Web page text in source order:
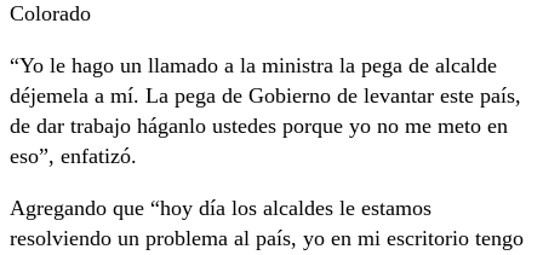
Colorado
“Yo le hago un llamado a la ministra la pega de alcalde
déjemela a mí. La pega de Gobierno de levantar este país,
de dar trabajo háganlo ustedes porque yo no me meto en
eso”, enfatizó.
Agregando que “hoy día los alcaldes le estamos
resolviendo un problema al país, yo en mi escritorio tengo